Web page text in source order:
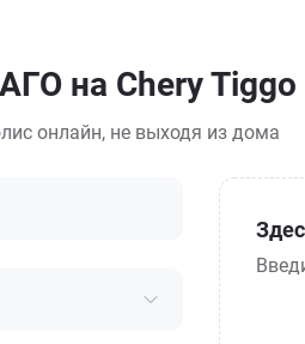
на Chery
онлайн, не выходя из дома